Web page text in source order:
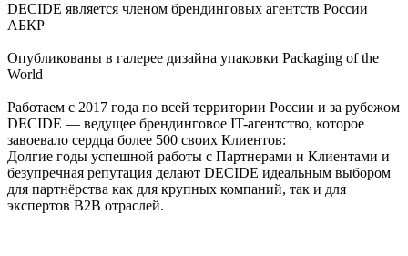
DECIDE является членом брендинговых агентств России
АБКР
Опубликованы в галерее дизайна упаковки Packaging of the
World
Работаем с 2017 года по всей территории России и за рубежом
DECIDE — ведущее брендинговое IT-агентство, которое
завоевало сердца более 500 своих Клиентов:
Долгие годы успешной работы с Партнерами и Клиентами и
безупречная репутация делают DECIDE идеальным выбором
для партнёрства как для крупных компаний, так и для
экспертов B2B отраслей.